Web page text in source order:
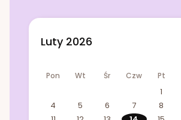
Luty 2026
Pon Wt Śr Czw Pt
1
4
5 6 7 8